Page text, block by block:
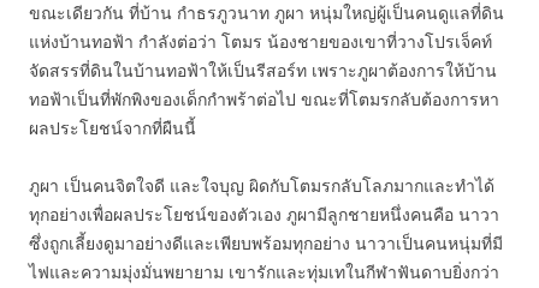
ขณะเดียวกัน ที่บ้าน กำธรภูวนาท ภูผา หนุ่มใหญ่ผู้เป็นคนดูแลที่ดิน
แห่งบ้านทอฟ้า กำลังต่อว่า โตมร น้องชายของเขาที่วางโปรเจ็คท์
จัดสรรที่ดินในบ้านทอฟ้าให้เป็นรีสอร์ท เพราะภูผาต้องการให้บ้าน
ทอฟ้าเป็นที่พักพิงของเด็กกำพร้าต่อไป ขณะที่โตมรกลับต้องการหา
ผลประโยชน์จากที่ผืนนี้
ภูผา เป็นคนจิตใจดี และใจบุญ ผิดกับโตมรกลับโลภมากและทำได้
ทุกอย่างเพื่อผลประโยชน์ของตัวเอง ภูผามีลูกชายหนึ่งคนคือ นาวา
ซึ่งถูกเลี้ยงดูมาอย่างดีและเพียบพร้อมทุกอย่าง นาวาเป็นคนหนุ่มที่มี
ไฟและความมุ่งมั่นพยายาม เขารักและทุ่มเทในกีฬาฟันดาบยิ่งกว่า